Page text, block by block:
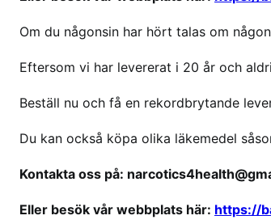
o
i
a
t
r
Om du någonsin har hört talas om
Eftersom vi har levererat i 20 år och
Beställ nu och få en rekordbrytande
Du kan också köpa olika läkemedel
Kontakta oss på:
Eller besök vår webbplats här: https://